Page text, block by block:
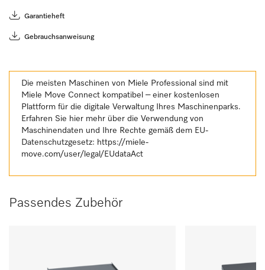
Garantieheft
Gebrauchsanweisung
Die meisten Maschinen von Miele Professional sind mit
Miele Move Connect kompatibel – einer kostenlosen
Plattform für die digitale Verwaltung Ihres Maschinenparks.
Erfahren Sie hier mehr über die Verwendung von
Maschinendaten und Ihre Rechte gemäß dem EU-
Datenschutzgesetz: https://miele-
move.com/user/legal/EUdataAct
Passendes Zubehör